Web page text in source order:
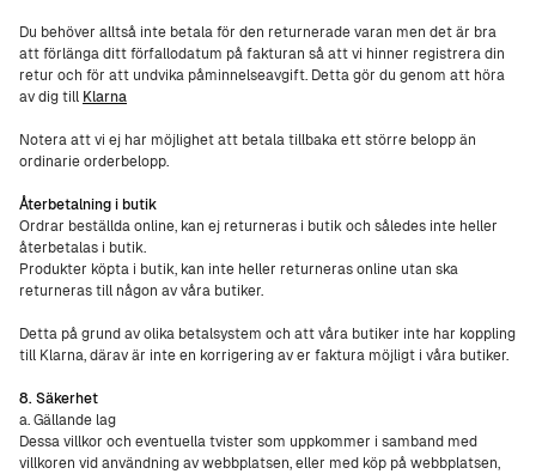
Du behöver alltså inte betala för den returnerade varan men det är bra
att förlänga ditt förfallodatum på fakturan så att vi hinner registrera din
retur och för att undvika påminnelseavgift. Detta gör du genom att höra
av dig till Klarna
Notera att vi ej har möjlighet att betala tillbaka ett större belopp än
ordinarie orderbelopp.
Återbetalning i butik
Ordrar beställda online, kan ej returneras i butik och således inte heller
återbetalas i butik.
Produkter köpta i butik, kan inte heller returneras online utan ska
returneras till någon av våra butiker.
Detta på grund av olika betalsystem och att våra butiker inte har koppling
till Klarna, därav är inte en korrigering av er faktura möjligt i våra butiker.
8. Säkerhet
a. Gällande lag
Dessa villkor och eventuella tvister som uppkommer i samband med
villkoren vid användning av webbplatsen, eller med köp på webbplatsen,